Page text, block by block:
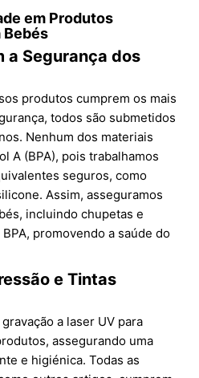
em Produtos
Bebés
a Segurança dos
produtos cumprem os mais
todos são submetidos
Nenhum dos materiais
A (BPA), pois trabalhamos
seguros, como
Assim, asseguramos
incluindo chupetas e
promovendo a saúde do
e Tintas
a laser UV para
assegurando uma
e higiénica. Todas as